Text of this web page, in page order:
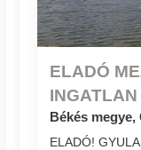
ELADÓ
INGATLAN
Békés
ELADÓ!